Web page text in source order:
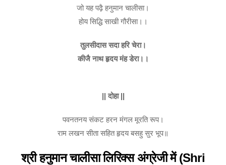
जो यह पढ़ै हनुमान चालीसा।
होय सिद्धि साखी गौरीसा।।
तुलसीदास सदा हरि चेरा।
कीजै नाथ हृदय मंह डेरा।।
|| दोहा ||
पवनतनय संकट हरन मंगल मूरति रूप।
राम लखन सीता सहित हृदय बसहु सुर भूप॥
श्री हनुमान चालीसा लिरिक्स अंग्रेजी में (Shri